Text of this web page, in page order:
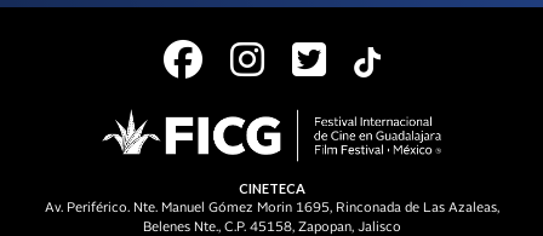
CINETECA
Av. Periférico. Nte. Manuel Gómez Morin 1695, Rinconada de Las Azaleas,
Belenes Nte., C.P. 45158, Zapopan, Jalisco